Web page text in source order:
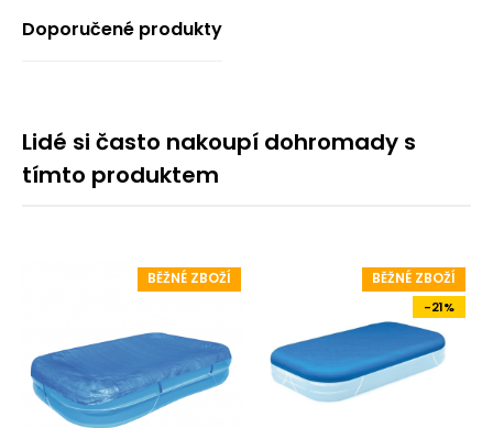
Doporučené produkty
Lidé si často nakoupí dohromady s
tímto produktem
BĚŽNÉ ZBOŽÍ
BĚŽNÉ ZBOŽÍ
-21%